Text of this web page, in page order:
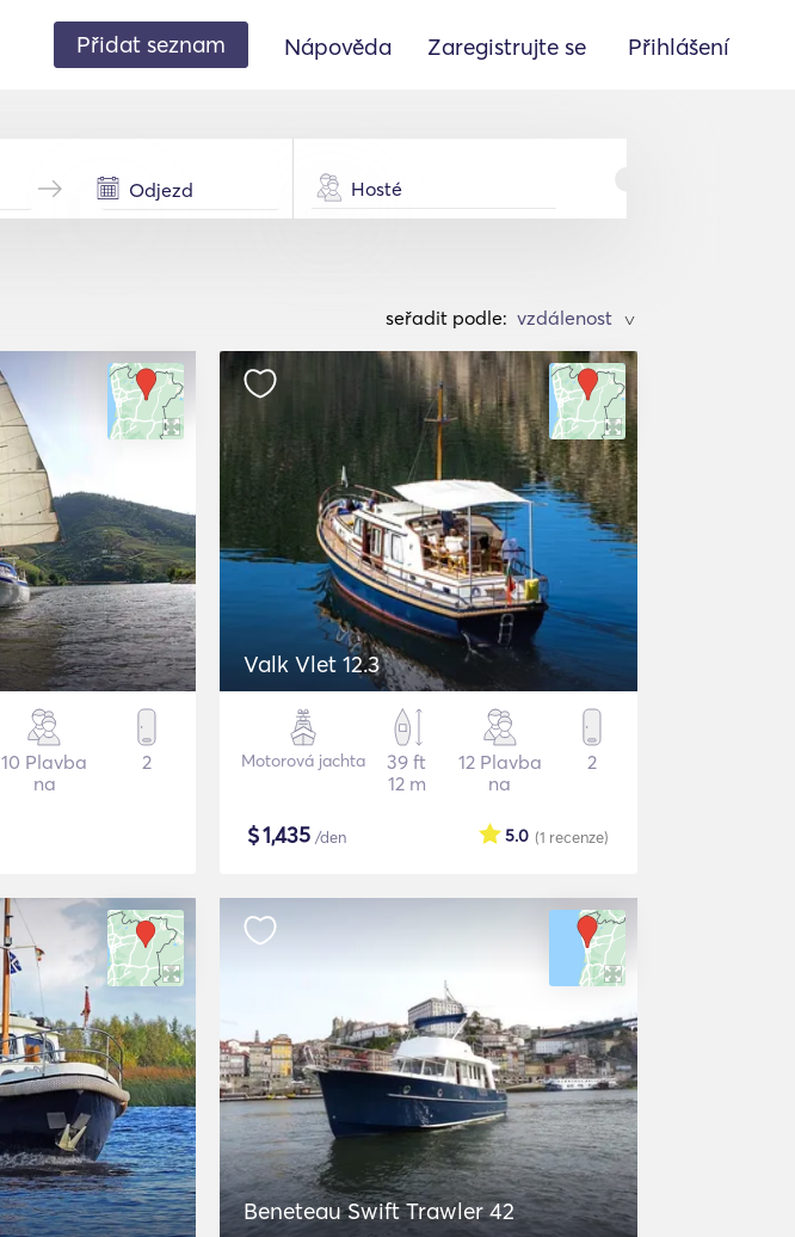
Přidat seznam Nápověda Zaregistrujte se Přihlášení
Hosté
seřadit podle: >
10 Plavba
na
2
Valk Vlet 12.3
Motorová jachta
39 ft
12 m
12 Plavba
na
2
$1,435 /den (1 recenze)
5.0
Beneteau Swift Trawler 42